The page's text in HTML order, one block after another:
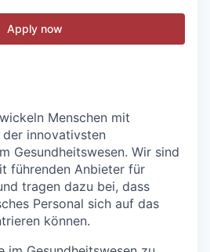
Apply now
Menschen mit
innovativsten
Gesundheitswesen. Wir sind
führenden Anbieter für
tragen dazu bei, dass
Personal sich auf das
können.